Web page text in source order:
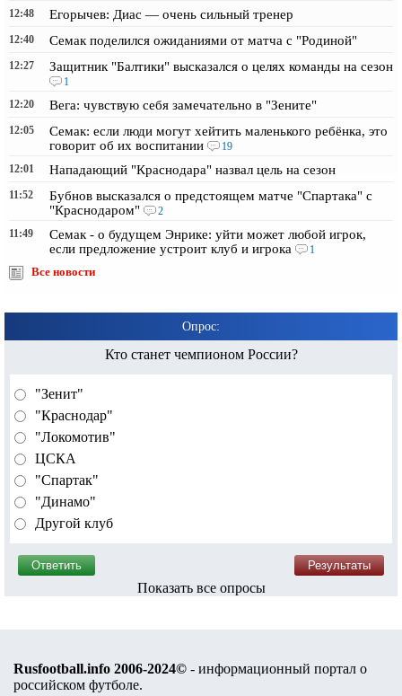
12:48 Егорычев: Диас — очень сильный тренер
12:40 Семак поделился ожиданиями от матча с "Родиной"
12:27 Защитник "Балтики" высказался о целях команды на сезон
1
12:20
Вега: чувствую себя замечательно в "Зените"
12:05
Семак: если люди могут хейтить маленького ребёнка, это
говорит об их воспитании
19
12:01
Нападающий "Краснодара" назвал цель на сезон
11:52
Бубнов высказался о предстоящем матче "Спартака" с
"Краснодаром"
2
11:49
Семак - о будущем Энрике: уйти может любой игрок,
если предложение устроит клуб и игрока
1
Все новости
Опрос:
Кто станет чемпионом России?
"Зенит"
"Краснодар"
"Локомотив"
ЦСКА
"Спартак"
"Динамо"
Другой клуб
Показать все опросы
Rusfootball.info 2006-2024© - информационный портал о
российском футболе.